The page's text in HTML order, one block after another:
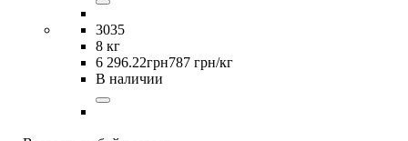
3035
8 кг
6 296.22грн787 грн/кг
В наличии